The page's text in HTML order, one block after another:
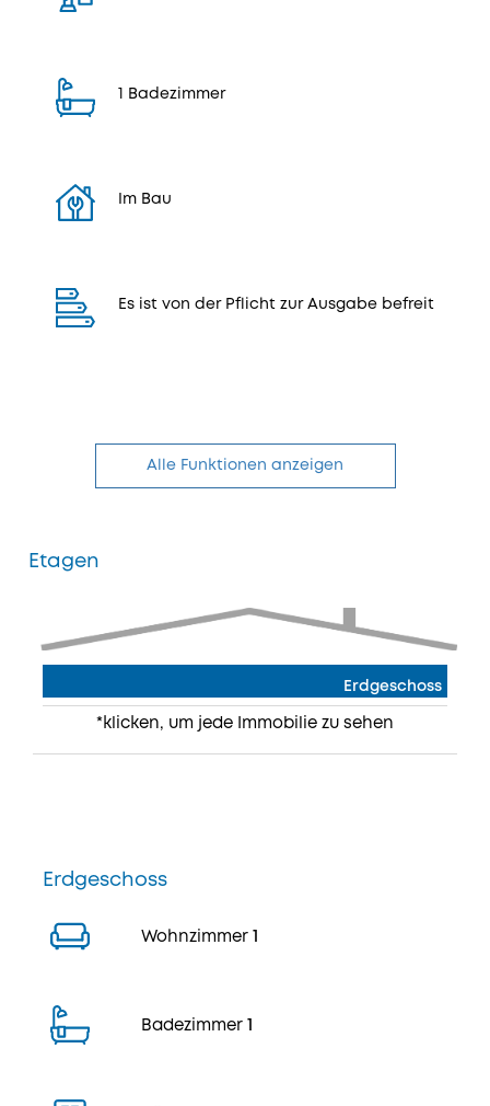
1 Badezimmer
Im Bau
Es ist von der Pflicht zur Ausgabe befreit
Alle Funktionen anzeigen
Etagen
Erdgeschoss
*klicken, um jede Immobilie zu sehen
Erdgeschoss
Wohnzimmer
Badezimmer